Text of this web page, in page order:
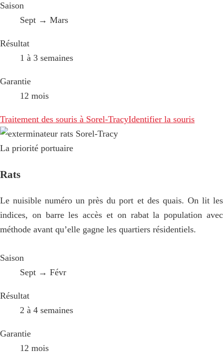
Saison
Sept → Mars
Résultat
1 à 3 semaines
Garantie
12 mois
Traitement des souris à Sorel-TracyIdentifier la souris
La priorité portuaire
Rats
Le nuisible numéro un près du port et des quais. On lit les
indices, on barre les accès et on rabat la population avec
méthode avant qu’elle gagne les quartiers résidentiels.
Saison
Sept → Févr
Résultat
2 à 4 semaines
Garantie
12 mois